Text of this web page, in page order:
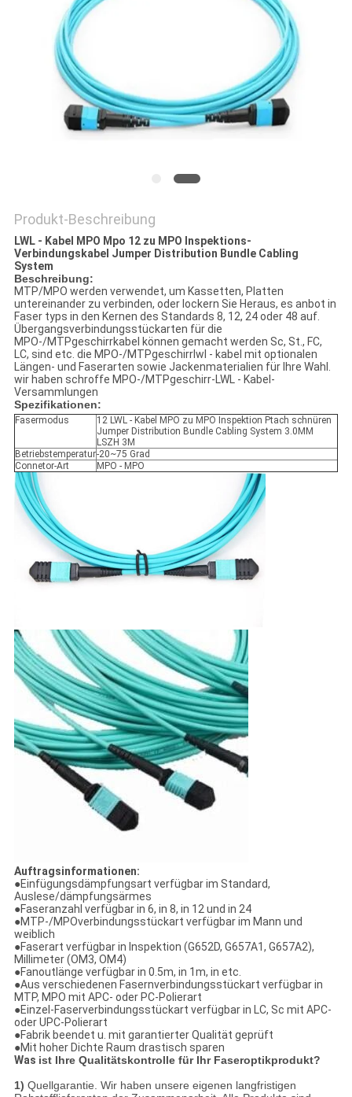
Produkt-Beschreibung
LWL - Kabel MPO Mpo 12 zu MPO Inspektions-
Verbindungskabel Jumper Distribution Bundle Cabling
System
Beschreibung:
MTP/MPO werden verwendet, um Kassetten, Platten
untereinander zu verbinden, oder lockern Sie Heraus, es anbot in
Faser typs in den Kernen des Standards 8, 12, 24 oder 48 auf.
Übergangsverbindungsstückarten für die
MPO-/MTPgeschirrkabel können gemacht werden Sc, St., FC,
LC, sind etc. die MPO-/MTPgeschirrlwl - kabel mit optionalen
Längen- und Faserarten sowie Jackenmaterialien für Ihre Wahl.
wir haben schroffe MPO-/MTPgeschirr-LWL - Kabel-
Versammlungen
Spezifikationen:
Fasermodus
12 LWL - Kabel MPO zu MPO Inspektion Ptach schnüren
Jumper Distribution Bundle Cabling System 3.0MM
LSZH 3M
Betriebstemperatur-20~75 Grad
Connetor-Art
MPO - MPO
Auftragsinformationen:
●Einfügungsdämpfungsart verfügbar im Standard,
Auslese/dämpfungsärmes
●Faseranzahl verfügbar in 6, in 8, in 12 und in 24
●MTP-/MPOverbindungsstückart verfügbar im Mann und
weiblich
●Faserart verfügbar in Inspektion (G652D, G657A1, G657A2),
Millimeter (OM3, OM4)
●Fanoutlänge verfügbar in 0.5m, in 1m, in etc.
●Aus verschiedenen Fasernverbindungsstückart verfügbar in
MTP, MPO mit APC- oder PC-Polierart
●Einzel-Faserverbindungsstückart verfügbar in LC, Sc mit APC-
oder UPC-Polierart
●Fabrik beendet u. mit garantierter Qualität geprüft
●Mit hoher Dichte Raum drastisch sparen
Was ist Ihre Qualitätskontrolle für Ihr Faseroptikprodukt?
1) Quellgarantie. Wir haben unsere eigenen langfristigen